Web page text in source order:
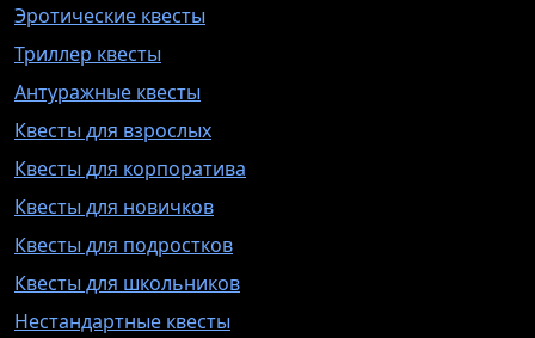
Эротические квесты
Триллер квесты
Антуражные квесты
Квесты для взрослых
Квесты для корпоратива
Квесты для новичков
Квесты для подростков
Квесты для школьников
Нестандартные квесты